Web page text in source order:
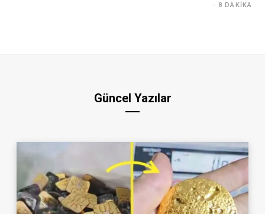
8 DAKIKA
Güncel Yazılar